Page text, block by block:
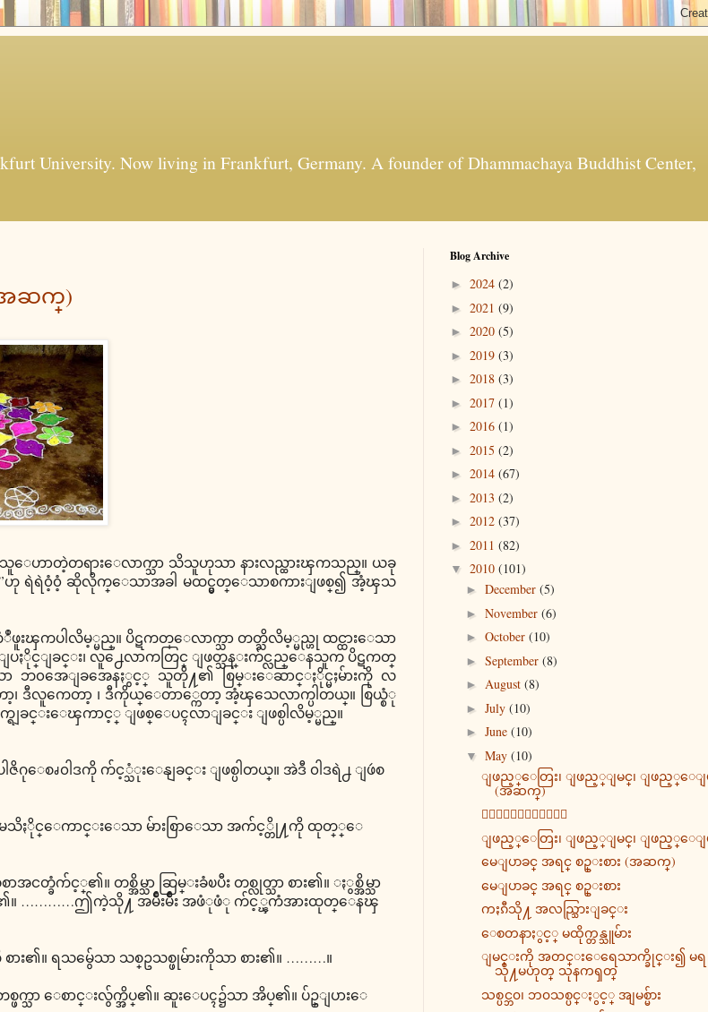
University. Now living in Frankfurt, Germany. A founder of Dhammachaya Buddhist Center,
အဆက္)
ေဟာတဲ့တရားေလာက္သာ သိသူဟုသာ နားလည္ထားၾကသည္။ ယခု
ပါ”ဟု ရဲရဲ၀ံ့၀ံ့ ဆိုလိုက္ေသာအခါ မထင္မွတ္ေသာစကားျဖစ္၍ အံ့ၾသ
ၾကပါလိမ့္မည္။ ပိဋကတ္ေလာက္သာ တတ္သိလိမ့္မည္ဟု ထင္ထားေသာ
ႏိုင္ျခင္း၊ လူ႕ေလာကတြင္ ျဖတ္သန္းက်င္လည္ေနသူက ပိဋကတ္
ာ ဘ၀အေျခအေနႏွင့္ သူတို႔၏ စြမ္းေဆာင္ႏိုင္မႈမ်ားကို လ
၊ ဒီလူကေတာ့ ၊ ဒီကိုယ္ေတာ္ကေတာ့ အံ့ၾသေလာက္ပါတယ္။ စြယ္စံု
ခင္းေၾကာင့္ ျဖစ္ေပၚလာျခင္း ျဖစ္ပါလိမ့္မည္။
ေစၧ၀ါဒကို က်င့္သံုးေနျခင္း ျဖစ္ပါတယ္။ အဲဒီ ၀ါဒရဲ႕ ျဖဴစ
အစင္ မသိႏိုင္ေကာင္းေသာ မ်ားစြာေသာ အက်င့္တို႔ကို ထုတ္္ေ
ခံက်င့္၏။ တစ္အိမ္သာ ဆြမ္းခံၿပီး တစ္လုတ္သာ စား၏။ ႏွစ္အိမ္သာ
သာ စား၏။ …………ဤကဲ့သို႔ အမ်ိဳးမ်ိဳး အဖံုဖံု က်င့္ၾကံအားထုတ္ေနၾ
ား၏။ ရသမွ်ေသာ သစ္ဥသစ္ဖုမ်ားကိုသာ စား၏။ ………။
စ္ဖက္သာ ေစာင္းလွ်က္အိပ္၏။ ဆူးေပၚ၌သာ အိပ္၏။ ပ်ဥ္ျပားေ
Blog Archive
► 2024 (2)
► 2021 (9)
► 2020 (5)
► 2019 (3)
► 2018 (3)
► 2017 (1)
► 2016 (1)
► 2015 (2)
► 2014 (67)
► 2013 (2)
► 2012 (37)
► 2011 (82)
▼ 2010 (101)
► December (5)
► November (6)
► October (10)
► September (8)
► August (8)
► July (10)
► June (10)
▼ May (10)
ျဖည့္ေတြး၊ ျဖည့္ျမင္၊ ျဖည့္ေျ
(အဆက္)
၀ိဆက္ပဲြေတာ္
ျဖည့္ေတြး၊ ျဖည့္ျမင္၊ ျဖည့္ေျ
မေျပာခင္ အရင္ စဥ္းစား (အဆက္)
မေျပာခင္ အရင္ စဥ္းစား
ကႏၵီသို႔ အလည္သြားျခင္း
ေစတနာႏွင့္ မထိုက္တန္သူမ်ား
ျမင္းကို အတင္းေရေသာက္ခိုင္း၍ မရ
သို႔မဟုတ္ သုနကၡတ္
သစ္ပင္ဘ၀၊ ဘ၀သစ္ပင္ႏွင့္ အျမစ္မ်ား